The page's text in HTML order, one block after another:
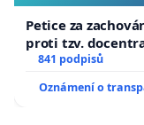
Petice za
proti tzv.
841 podpisů
Oznámení o